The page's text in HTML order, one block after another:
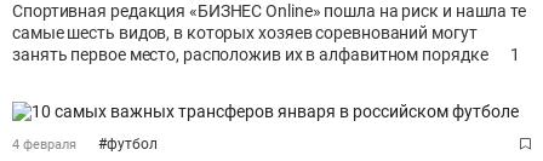
Спортивная редакция «БИЗНЕС Online» пошла на риск и нашла те
самые шесть видов, в которых хозяев соревнований могут
занять первое место, расположив их в алфавитном порядке
1
4 февраля #футбол